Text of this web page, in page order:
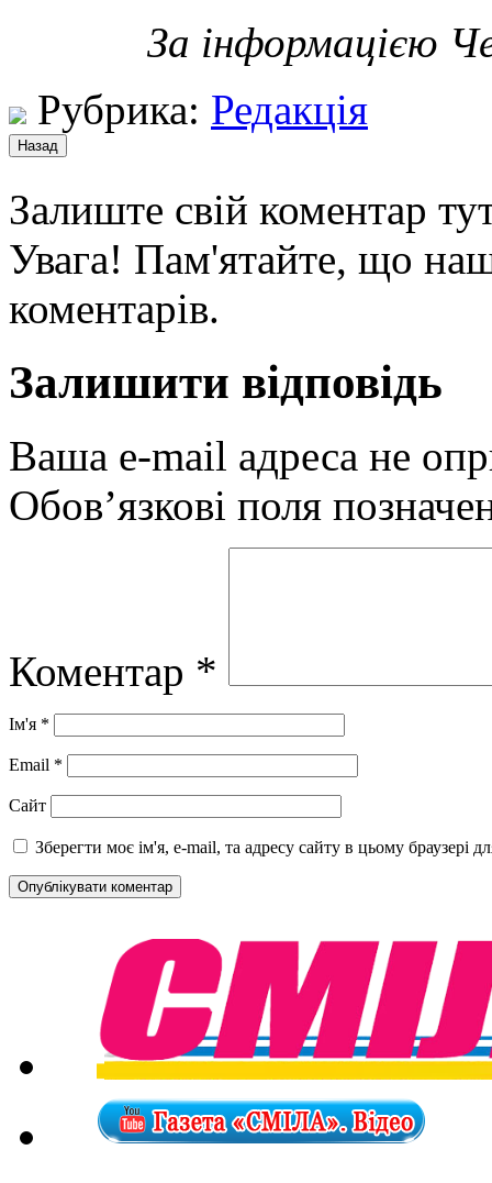
За інформацією
Рубрика: Редакція
Залиште свій коментар
Увага! Пам'ятайте, що
коментарів.
Залишити відповідь
Ваша e-mail адреса не
Обов’язкові поля
Коментар *
Ім'я *
Email *
Сайт
Зберегти моє ім'я, e-mail, та адресу сайту в цьому браузері